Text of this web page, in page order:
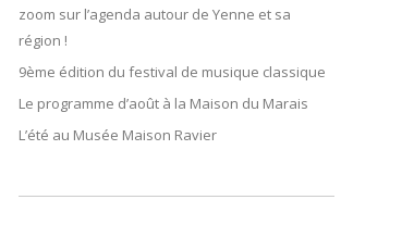
zoom sur l’agenda autour de Yenne et sa
région !
9ème édition du festival de musique classique
Le programme d’août à la Maison du Marais
L’été au Musée Maison Ravier